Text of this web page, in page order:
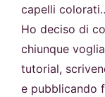
capelli
Ho deciso di
chiunque
tutorial,
e pubblicando